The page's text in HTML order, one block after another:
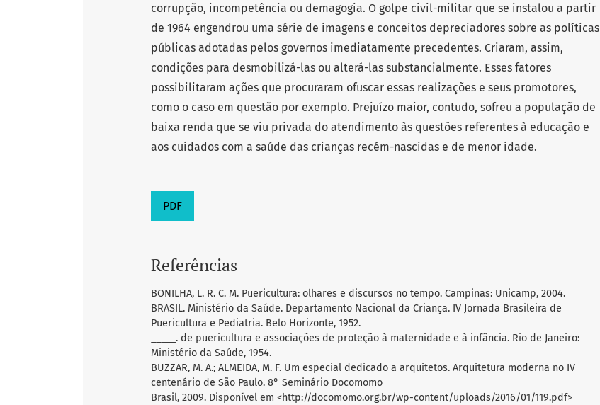
corrupção, incompetência ou demagogia. O golpe civil-militar que se instalou a partir
de 1964 engendrou uma série de imagens e conceitos depreciadores sobre as políticas
públicas adotadas pelos governos imediatamente precedentes. Criaram, assim,
condições para desmobilizá-las ou alterá-las substancialmente. Esses fatores
possibilitaram ações que procuraram ofuscar essas realizações e seus promotores,
como o caso em questão por exemplo. Prejuízo maior, contudo, sofreu a população de
baixa renda que se viu privada do atendimento às questões referentes à educação e
aos cuidados com a saúde das crianças recém-nascidas e de menor idade.
PDF
Referências
BONILHA, L. R. C. M. Puericultura: olhares e discursos no tempo. Campinas: Unicamp, 2004.
BRASIL. Ministério da Saúde. Departamento Nacional da Criança. IV Jornada Brasileira de
Puericultura e Pediatria. Belo Horizonte, 1952.
_____. de puericultura e associações de proteção à maternidade e à infância. Rio de Janeiro:
Ministério da Saúde, 1954.
BUZZAR, M. A.; ALMEIDA, M. F. Um especial dedicado a arquitetos. Arquitetura moderna no IV
centenário de São Paulo. 8° Seminário Docomomo
Brasil, 2009. Disponível em <http://docomomo.org.br/wp-content/uploads/2016/01/119.pdf>